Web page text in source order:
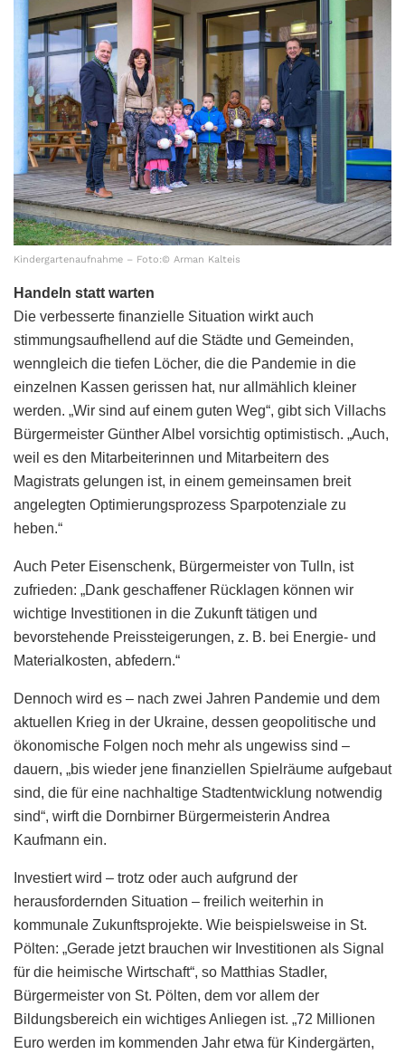
Kindergartenaufnahme – Foto:© Arman Kalteis
Handeln statt warten
Die verbesserte finanzielle Situation wirkt auch
stimmungsaufhellend auf die Städte und Gemeinden,
wenngleich die tiefen Löcher, die die Pandemie in die
einzelnen Kassen gerissen hat, nur allmählich kleiner
werden. „Wir sind auf einem guten Weg“, gibt sich Villachs
Bürgermeister Günther Albel vorsichtig optimistisch. „Auch,
weil es den Mitarbeiterinnen und Mitarbeitern des
Magistrats gelungen ist, in einem gemeinsamen breit
angelegten Optimierungsprozess Sparpotenziale zu
heben.“
Auch Peter Eisenschenk, Bürgermeister von Tulln, ist
zufrieden: „Dank geschaffener Rücklagen können wir
wichtige Investitionen in die Zukunft tätigen und
bevorstehende Preissteigerungen, z. B. bei Energie- und
Materialkosten, abfedern.“
Dennoch wird es – nach zwei Jahren Pandemie und dem
aktuellen Krieg in der Ukraine, dessen geopolitische und
ökonomische Folgen noch mehr als ungewiss sind –
dauern, „bis wieder jene finanziellen Spielräume aufgebaut
sind, die für eine nachhaltige Stadtentwicklung notwendig
sind“, wirft die Dornbirner Bürgermeisterin Andrea
Kaufmann ein.
Investiert wird – trotz oder auch aufgrund der
herausfordernden Situation – freilich weiterhin in
kommunale Zukunftsprojekte. Wie beispielsweise in St.
Pölten: „Gerade jetzt brauchen wir Investitionen als Signal
für die heimische Wirtschaft“, so Matthias Stadler,
Bürgermeister von St. Pölten, dem vor allem der
Bildungsbereich ein wichtiges Anliegen ist. „72 Millionen
Euro werden im kommenden Jahr etwa für Kindergärten,